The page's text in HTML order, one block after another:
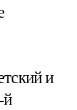
и
й